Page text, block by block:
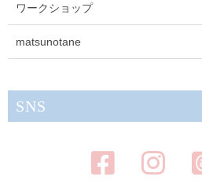
ワークショップ
matsunotane
SNS